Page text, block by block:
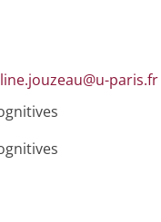
paris.fr